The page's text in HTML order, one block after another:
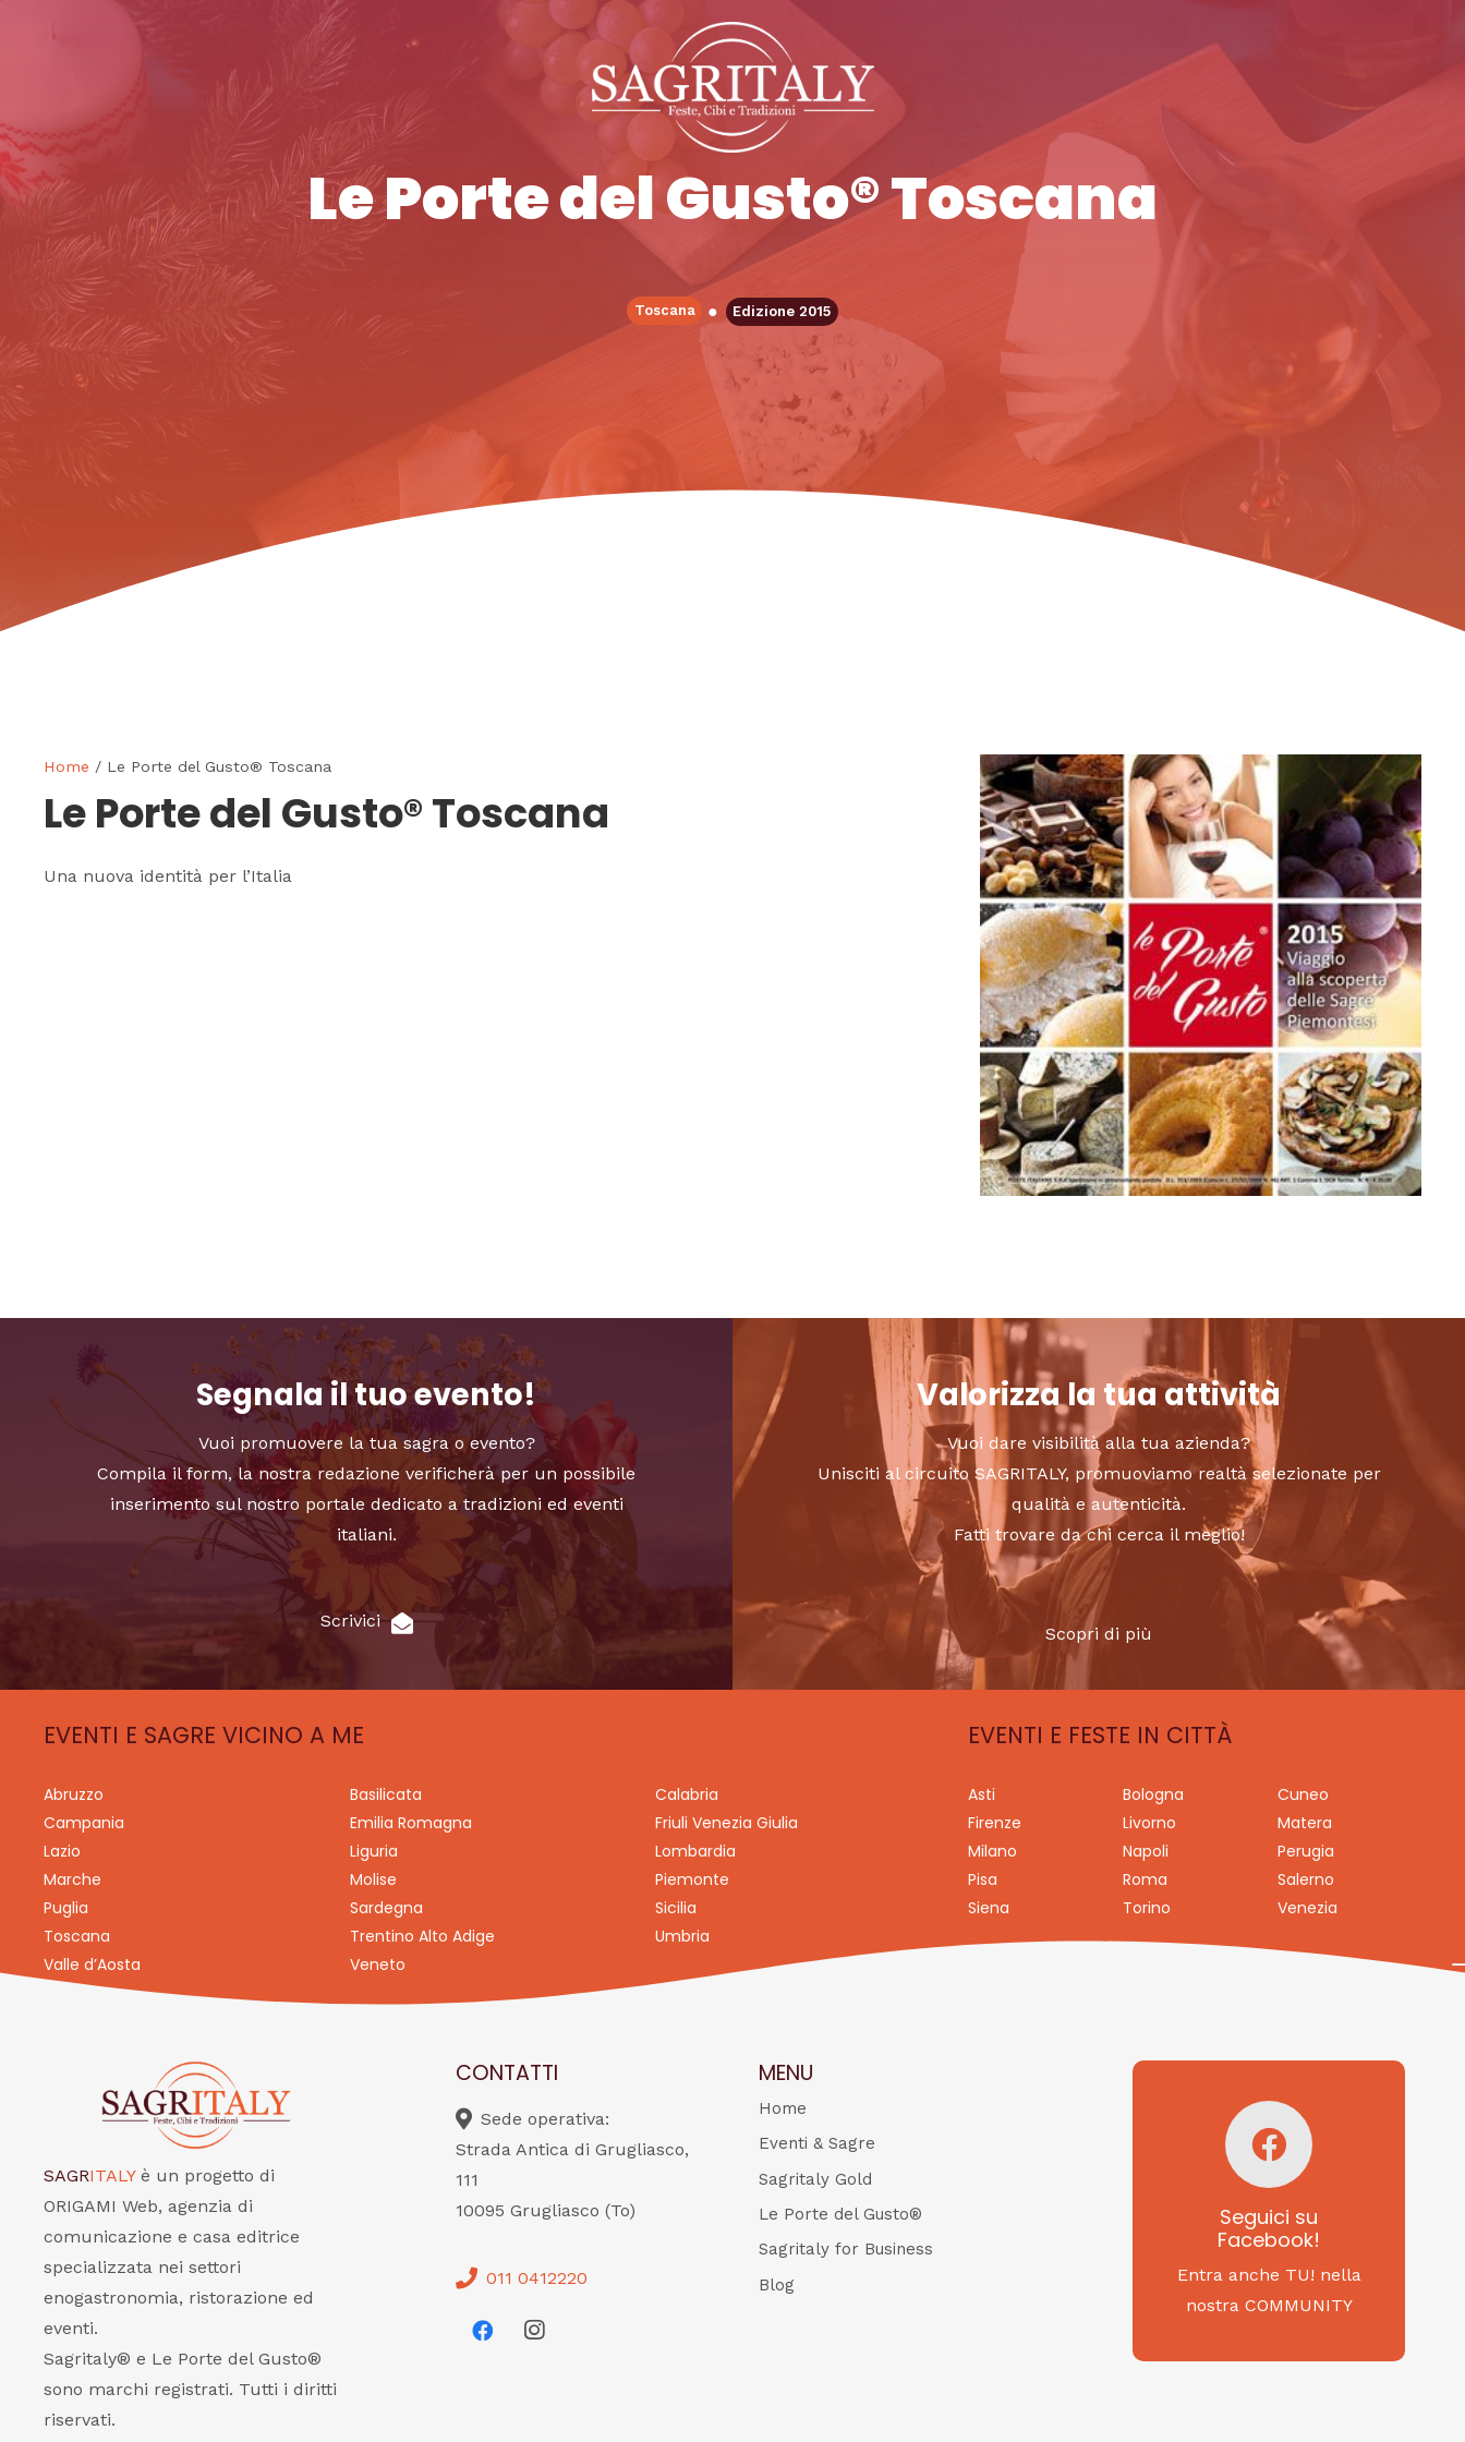
Le Porte del Gusto® Toscana
Toscana ● Edizione 2015
Home / Le Porte del Gusto® Toscana
Le Porte del Gusto® Toscana
Una nuova identità per l’Italia
Segnala il tuo evento!
Vuoi promuovere la tua sagra o evento?
Compila il form, la nostra redazione verificherà per un possibile
inserimento sul nostro portale dedicato a tradizioni ed eventi
italiani.
Scrivici
Valorizza la tua attività
Vuoi dare visibilità alla tua azienda?
Unisciti al circuito SAGRITALY, promuoviamo realtà selezionate per
qualità e autenticità.
Fatti trovare da chi cerca il meglio!
Scopri di più
EVENTI E SAGRE VICINO A ME
Abruzzo Basilicata
Calabria
Campania
Emilia Romagna
Friuli Venezia Giulia
Lazio
Liguria
Lombardia
Marche
Molise
Piemonte
Puglia
Sardegna
Sicilia
Toscana
Trentino Alto Adige
Umbria
Valle d’Aosta
Veneto
EVENTI E FESTE IN CITTÀ
Asti Bologna
Cuneo
Firenze
Livorno
Matera
Milano
Napoli
Perugia
Pisa
Roma
Salerno
Siena
Torino Venezia
SAGRITALY è un progetto di
ORIGAMI Web, agenzia di
comunicazione e casa editrice
specializzata nei settori
enogastronomia, ristorazione ed
eventi.
Sagritaly® e Le Porte del Gusto®
sono marchi registrati. Tutti i diritti
riservati.
CONTATTI
Sede operativa:
Strada Antica di Grugliasco,
111
10095 Grugliasco (To)
011 0412220
MENU
Home
Eventi & Sagre
Sagritaly Gold
Le Porte del Gusto®
Sagritaly for Business
Blog
Seguici su
Facebook!
Entra anche TU! nella
nostra COMMUNITY
Seguici su
Facebook!
SAGRITALY
Feste, cibi e tradizioni
da Nord a Sud...